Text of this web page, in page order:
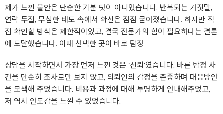
제가 느낀 불안은 단순한 기분 탓이 아니었습니다. 반복되는 거짓말,
연락 두절, 무심한 태도 속에서 확신은 점점 굳어졌습니다. 하지만 직
접 확인할 방식은 제한적이었고, 결국 전문가의 힘이 필요하다는 결론
에 도달했습니다. 이때 선택한 곳이 바로 탐정
상담을 시작하면서 가장 먼저 느낀 것은 ‘신뢰’였습니다. 바른 탐정 사
건을 단순히 조사로만 보지 않고, 의뢰인의 감정을 존중하며 대응방안
을 모색해 주었습니다. 비용과 과정에 대해 투명하게 안내해주었고,
저 역시 안도감을 느낄 수 있었습니다.